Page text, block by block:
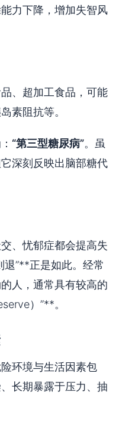
力下降，增加失智风
、超加工食品，可能
素阻抗等。
“第三型糖尿病”。虽
深刻反映出脑部糖代
、忧郁症都会提高失
”**正是如此。经常
人，通常具有较高的
）”**。
环境与生活因素包
长期暴露于压力、抽